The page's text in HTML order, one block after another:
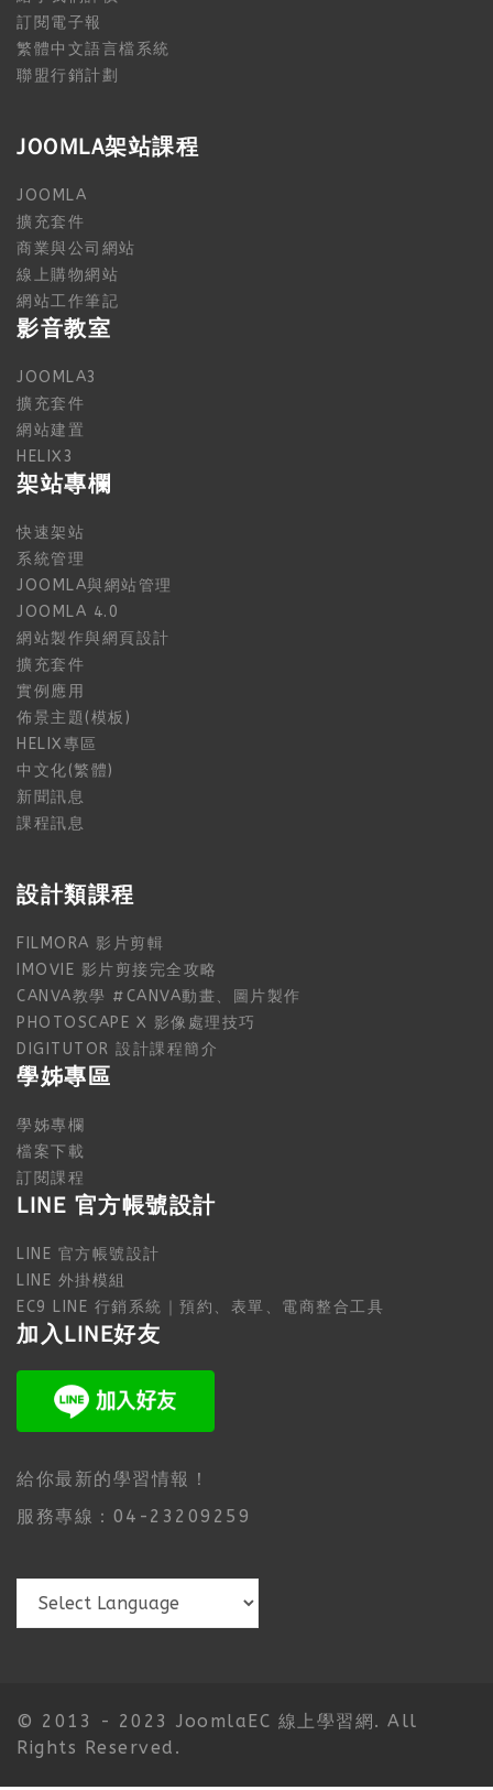
訂閱電子報
繁體中文語言檔系統
聯盟行銷計劃
JOOMLA架站課程
JOOMLA
擴充套件
商業與公司網站
線上購物網站
網站工作筆記
影音教室
JOOMLA3
擴充套件
網站建置
HELIX3
架站專欄
快速架站
系統管理
JOOMLA與網站管理
JOOMLA 4.0
網站製作與網頁設計
擴充套件
實例應用
佈景主題(模板)
HELIX專區
中文化(繁體)
新聞訊息
課程訊息
設計類課程
FILMORA 影片剪輯
IMOVIE 影片剪接完全攻略
CANVA教學 #CANVA動畫、圖片製作
PHOTOSCAPE X 影像處理技巧
DIGITUTOR 設計課程簡介
學姊專區
學姊專欄
檔案下載
訂閱課程
LINE 官方帳號設計
LINE 官方帳號設計
LINE 外掛模組
EC9 LINE 行銷系統｜預約、表單、電商整合工具
加入LINE好友
給你最新的學習情報！
服務專線：04-23209259
© 2013 - 2023 JoomlaEC 線上學習網. All
Rights Reserved.